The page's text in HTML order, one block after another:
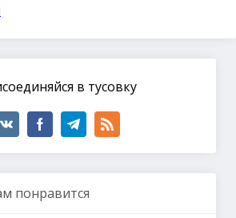
в тусовку
понравится